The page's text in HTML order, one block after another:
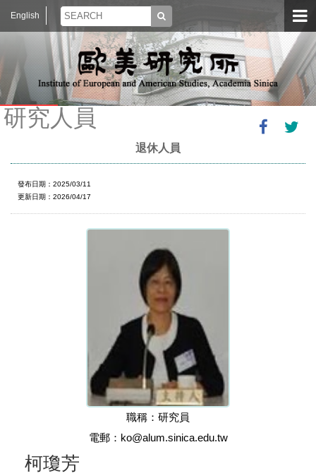
English
研究人員
退休人員
發布日期：2025/03/11
更新日期：2026/04/17
職稱：研究員
電郵：ko@alum.sinica.edu.tw
柯瓊芳